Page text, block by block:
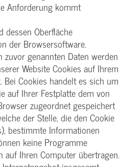
Anforderung kommt
dessen Oberfläche
der Browsersoftware.
genannten Daten werden
Website Cookies auf Ihrem
Bei Cookies handelt es sich um
auf Ihrer Festplatte dem von
zugeordnet gespeichert
der Stelle, die den Cookie
bestimmte Informationen
keine Programme
auf Ihren Computer übertragen.